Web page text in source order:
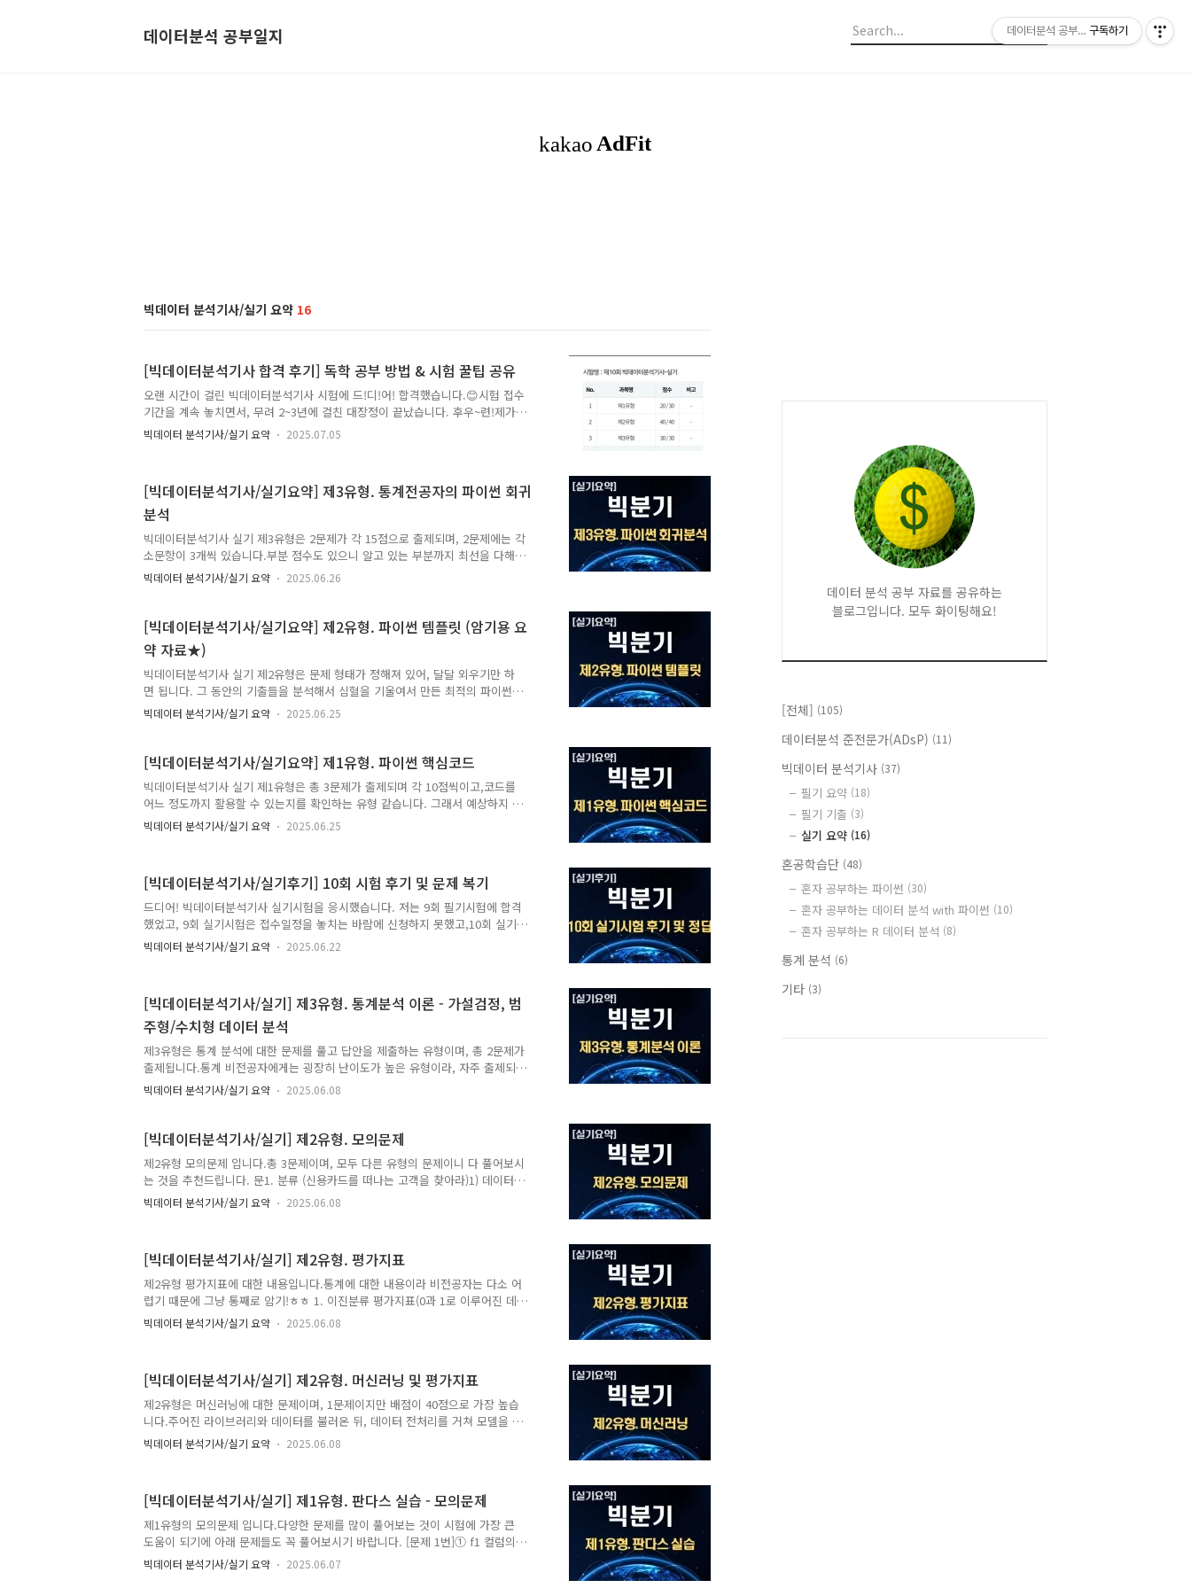
데이터분석 공부일지
빅데이터 분석기사/실기 요약 16
[빅데이터분석기사 합격 후기] 독학 공부 방법 & 시험 꿀팁 공유
오랜 시간이 걸린 빅데이터분석기사 시험에 드!디!어! 합격했습니다.😊시험 접수
기간을 계속 놓치면서, 무려 2~3년에 걸친 대장정이 끝났습니다. 후우~련!제가
직접 공부하면서 느낀 팁들과 시험 후기, 그리고 실기 고득점 비결까지 공유해보
려고 합니다. ■ 1차 필기시험 후기필기는 턱걸이 합격했습니다. (합격기준 60점)
문고 개인적으로 추천하는 방법은 기출문제를 많이 풀어보면서 공부하는 방법입
니다!⭐저는 이론 공부에 집중하고, 문제는 교재에서 출제한 문제 위주로 풀었는
데...실제 문제는 기출문제와 비슷한 유형으로 출제됩니다.자격증이란건 100..
빅데이터 분석기사/실기 요약 2025.07.05
[빅데이터분석기사/실기요약] 제3유형. 통계전공자의 파이썬 회귀
분석
빅데이터분석기사 실기 제3유형은 2문제가 각 15점으로 출제되며, 2문제에는 각
소문항이 3개씩 있습니다.부분 점수도 있으니 알고 있는 부분까지 최선을 다해
풀어야 합니다. 제3유형은 통계 기반 분석 및 가설 검정 능력을 평가하는 유형이
라,코딩뿐만 아니라, 통계적 검정 방법에 대한 이해와 활용력을 요구하기에 비전
[회귀분석] 한 놈만 팬다!로 공부하면 15점은 맞출 수 있습니다! 아래는 유형별
분석 코드 예시이며, 주로 [3. 수치형 데이터 분석]에서 많이 출제되고 있습니
다.model.summary()로 나온 결과에서 유의확률 or 회귀계수 or 결정계수 값만
작성하면 되기에 어렵지 않으니,꼭! 실습문제 풀어서 공부해 가시길 ..
빅데이터 분석기사/실기 요약 2025.06.26
[빅데이터분석기사/실기요약] 제2유형. 파이썬 템플릿 (암기용 요
약 자료★)
빅데이터분석기사 실기 제2유형은 문제 형태가 정해져 있어, 달달 외우기만 하
면 됩니다. 그 동안의 기출들을 분석해서 심혈을 기울여서 만든 최적의 파이썬
템플릿을 공유합니다.아래 코드만 암기하면 40점을 확보할 수 있는 실시 시험의
가장 Key 입니다.이해도 필요 없고 외우기만 하면 되니까 반복 연습해서 줄줄줄
제인지 확인하는 과정이 필요합니다. (회귀 출제 빈도가 높음)- [분류] 문제는 예
측대상이 범주형인 경우이며, 아래 코드에서 ☆는 분류에만 해당하는 코드임-
[회귀] 문제는 예측대상이 수치형인 경우이며, 아래 코드에서 ★는 회귀에만 해
당하는 코드임 # 0. 데이터 불러오기train = pd.read_csv('tr..
빅데이터 분석기사/실기 요약 2025.06.25
[빅데이터분석기사/실기요약] 제1유형. 파이썬 핵심코드
빅데이터분석기사 실기 제1유형은 총 3문제가 출제되며 각 10점씩이고,코드를
어느 정도까지 활용할 수 있는지를 확인하는 유형 같습니다. 그래서 예상하지 못
한 다양한 문제가 나오고 있고, 점점 더 어려워지는 추세입니다.그래도 아직 1~2
문제 정도는 노가다로 풀 수 있어 안되면 몸으로 때우자~!ㅎㅎ(소수점 셋째짜리
출제됩니다. 공부할 시간이 부족하다면, 자주 출제되는 코드 위주로 공부해서
1~2문제만 맞추는 전략으로 가도 좋을 것 같습니다! # 데이터 확인하기print(
df.head() ) # 앞 5줄 추출print( df.shape..
빅데이터 분석기사/실기 요약 2025.06.25
[빅데이터분석기사/실기후기] 10회 시험 후기 및 문제 복기
드디어! 빅데이터분석기사 실기시험을 응시했습니다. 저는 9회 필기시험에 합격
했었고, 9회 실기시험은 접수일정을 놓치는 바람에 신청하지 못했고,10회 실기시
험은 10시에 땡 하고 바로 신청했지만 결제하지 않아서 취소당했다는...(접수 후
2시간 내 결제해야 한다고 합니다!!)당일 밤에 접속해보니 집 근처는 이미 다 마
이후에도 입장은 가능한 것 같았습니다.저희 반은 3명 결석했는데, 자격증 시험
치곤 꽤나 출석률이 높은 것 같습니다. (시험료가 비싸서 그런 듯)전자기기를 9
시 25분부터 끄라고 하고, 진짜 OFF가 되었는지 감독관이 다 만져서 확인합니
다. W..
빅데이터 분석기사/실기 요약 2025.06.22
[빅데이터분석기사/실기] 제3유형. 통계분석 이론 - 가설검정, 범
주형/수치형 데이터 분석
제3유형은 통계 분석에 대한 문제를 풀고 답안을 제출하는 유형이며, 총 2문제가
출제됩니다.통계 비전공자에게는 굉장히 난이도가 높은 유형이라, 자주 출제되는
분석 기법들을 중점적으로 학습하여 1문제를 확보하는 전략으로 가는 것이 효과
적일 것 같습니다. 시험에 자주 출제되는 유형인 '가설검정', '범주형 데이터 분
석'(상관관계, 회귀분석, 분산분석), '오즈비', 'GLM'에 대해 확인해 볼까요?구분
문항 수답안 제출점수제1유형3문항전처리 결과 제출30점제2유형1문항CSV 코드
제출40점제3유형2문항답안 제출30점합계6문항-100점 1. 가설검정모집단 : 전체
집단표본 : 모집단의 일부 (샘플)귀무가설(H0) : 기존가..
빅데이터 분석기사/실기 요약 2025.06.08
[빅데이터분석기사/실기] 제2유형. 모의문제
제2유형 모의문제 입니다.총 3문제이며, 모두 다른 유형의 문제이니 다 풀어보시
는 것을 추천드립니다. 문1. 분류 (신용카드를 떠나는 고객을 찾아라)1) 데이터
불러오기import pandas as pdtrain = pd.read_csv(" ~ ")test =
pd.read_csv(" ~ ") 2) 데이터 확인하기print(train.shape,
print(train.isnull().sum())print(test.isnull().sum()) 3) 데이터 전처리cols = ..
빅데이터 분석기사/실기 요약 2025.06.08
[빅데이터분석기사/실기] 제2유형. 평가지표
제2유형 평가지표에 대한 내용입니다.통계에 대한 내용이라 비전공자는 다소 어
렵기 때문에 그냥 통째로 암기!ㅎㅎ 1. 이진분류 평가지표(0과 1로 이루어진 데이
터) import pandas as pdfrom sklearn.ensemble import
RandomForestClassifier # train 데이터train = pd.DataFrame({ 'f1': [2, 3,
pd.DataFrame({ ..
빅데이터 분석기사/실기 요약 2025.06.08
[빅데이터분석기사/실기] 제2유형. 머신러닝 및 평가지표
제2유형은 머신러닝에 대한 문제이며, 1문제이지만 배점이 40점으로 가장 높습
니다.주어진 라이브러리와 데이터를 불러온 뒤, 데이터 전처리를 거쳐 모델을 학
습시키고 평가한 결과를 CSV 코드 형식으로 제출하는 유형입니다.문제의 난이도
가 다소 높은 유형이지만, 전반적인 풀이 방식이 어느 정도 정형화되어 있어,풀
형1문항CSV 코드 제출40점제3유형2문항답안 제출30점합계6문항-100점 [0단
계] 머신러닝 - 지도학습(분류, 회귀) / 비지도학습(군집, 차원축소) / 강화학습 ①
문제 정의 및 데이터 불러오기: 분류/회귀, 예측 컬럼/결과, 평가방식, 최..
빅데이터 분석기사/실기 요약 2025.06.08
[빅데이터분석기사/실기] 제1유형. 판다스 실습 - 모의문제
제1유형의 모의문제 입니다.다양한 문제를 많이 풀어보는 것이 시험에 가장 큰
도움이 되기에 아래 문제들도 꼭 풀어보시기 바랍니다. [문제 1번]① f1 컬럼의
결측치는 중앙 값으로 대체② 나머지 결측치가 있는 데이터(행)을 모두 제거③
앞에서부터 70% 데이터 중 views 컬럼의 3사분위 수에서 1사분위 수를 뺀 값을
빅데이터 분석기사/실기 요약 2025.06.07
데이터 분석 공부 자료를 공유하는
블로그입니다. 모두 화이팅해요!
[전체] (105)
데이터분석 준전문가(ADsP) (11)
빅데이터 분석기사 (37)
필기 요약 (18)
필기 기출 (3)
실기 요약 (16)
혼공학습단 (48)
혼자 공부하는 파이썬 (30)
혼자 공부하는 데이터 분석 with 파이썬 (10)
혼자 공부하는 R 데이터 분석 (8)
통계 분석 (6)
기타 (3)
데이터분석 공부일지구독하기